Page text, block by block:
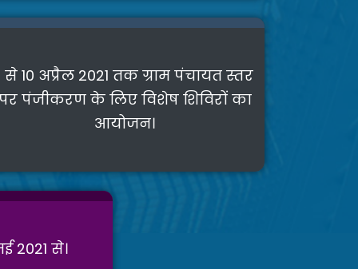
से 10 अप्रैल 2021 तक ग्राम पंचायत स्तर
पंजीकरण के लिए विशेष शिविरों का
आयोजन।
2021 से।